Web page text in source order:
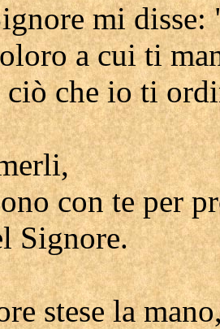
mi disse:
a cui ti
ciò che io ti
con te per
Signore.
stese la